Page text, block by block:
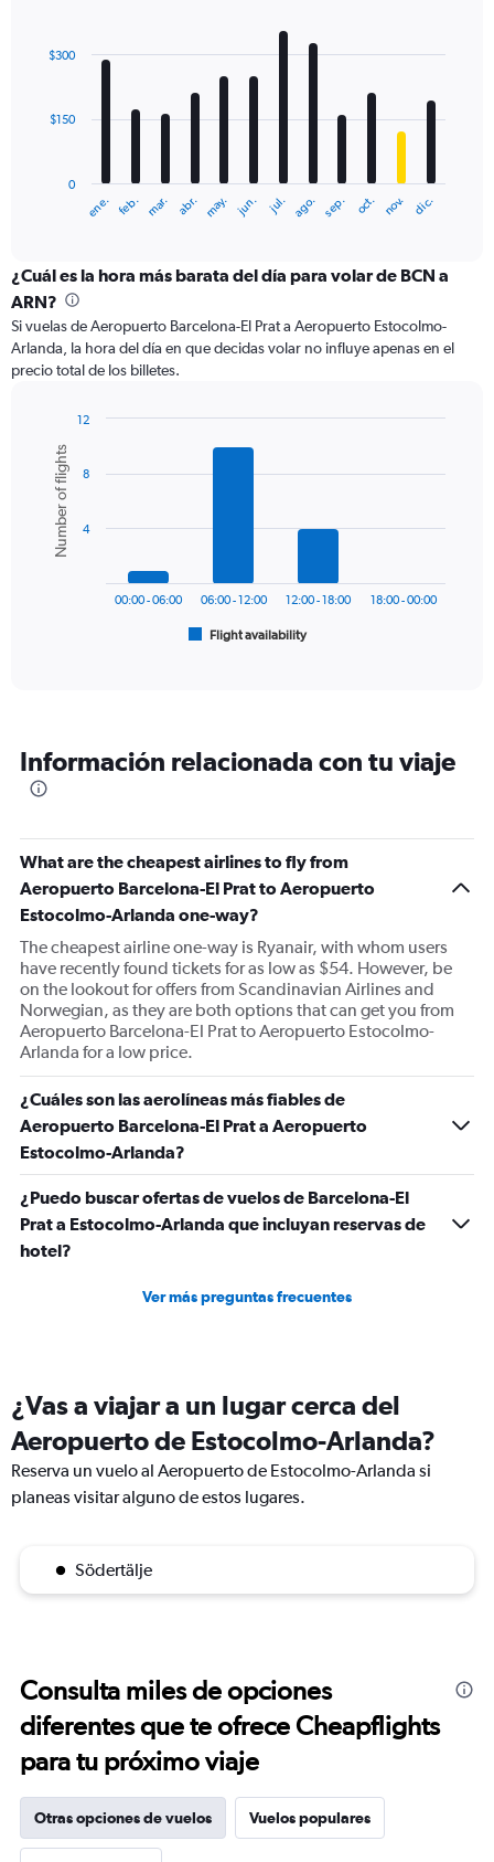
with
12
The
categories.
Range:
12
categories.
The
chart
axis
displaying
values.
Range:
ene. feb. mar. abr. may. jun. jul. ago. sep. oct. nov. dic.
0
$150
$300
¿Cuál es la hora más barata del día para volar de BCN a
ARN?
Si vuelas de Aeropuerto Barcelona-El Prat a Aeropuerto Estocolmo-
Arlanda, la hora del día en que decidas volar no influye apenas en el
precio total de los billetes.
chart
with
bars.
The
categories.
The
Y
axis
displaying
of
flights.
Range:
0
to
12.
Chart
graphic.
Number of flights
Flight availability
00:00 - 06:00 06:00 - 12:00 12:00 - 18:00 18:00 - 00:00
4
8
12
Información relacionada con tu viaje
What are the cheapest airlines to fly from
Aeropuerto Barcelona-El Prat to Aeropuerto
Estocolmo-Arlanda one-way?
The cheapest airline one-way is Ryanair, with whom users
have recently found tickets for as low as $54. However, be
on the lookout for offers from Scandinavian Airlines and
Norwegian, as they are both options that can get you from
Aeropuerto Barcelona-El Prat to Aeropuerto Estocolmo-
Arlanda for a low price.
¿Cuáles son las aerolíneas más fiables de
Aeropuerto Barcelona-El Prat a Aeropuerto
Estocolmo-Arlanda?
¿Puedo buscar ofertas de vuelos de Barcelona-El
Prat a Estocolmo-Arlanda que incluyan reservas de
hotel?
Ver más preguntas frecuentes
¿Vas a viajar a un lugar cerca del
Aeropuerto de Estocolmo-Arlanda?
Reserva un vuelo al Aeropuerto de Estocolmo-Arlanda si
planeas visitar alguno de estos lugares.
Södertälje
Consulta miles de opciones
diferentes que te ofrece Cheapflights
para tu próximo viaje
Otras opciones de vuelos Vuelos populares